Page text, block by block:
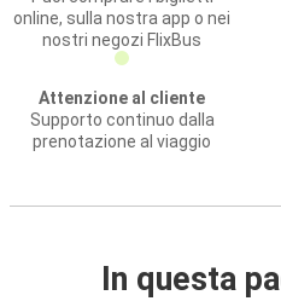
online, sulla nostra app o nei
nostri negozi FlixBus
Attenzione al cliente
Supporto continuo dalla
prenotazione al viaggio
In questa